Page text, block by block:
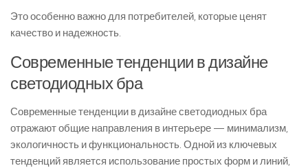
Это особенно важно для потребителей, которые ценят
качество и надежность.
Современные тенденции в дизайне
светодиодных бра
Современные тенденции в дизайне светодиодных бра
отражают общие направления в интерьере — минимализм,
экологичность и функциональность. Одной из ключевых
тенденций является использование простых форм и линий,